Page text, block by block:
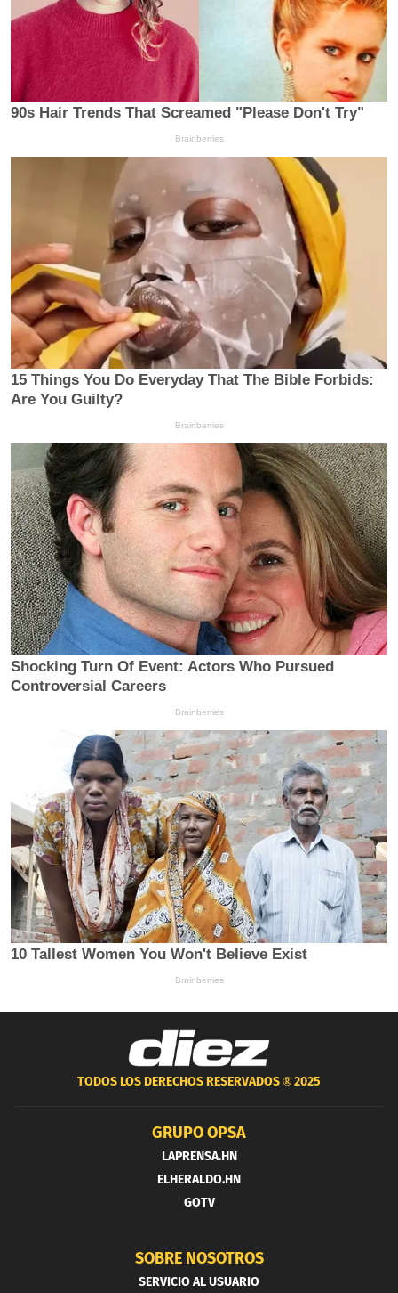
TODOS LOS DERECHOS RESERVADOS ®2025
GRUPO OPSA
LAPRENSA.HN
ELHERALDO.HN
GOTV
SOBRE NOSOTROS
SERVICIO AL USUARIO